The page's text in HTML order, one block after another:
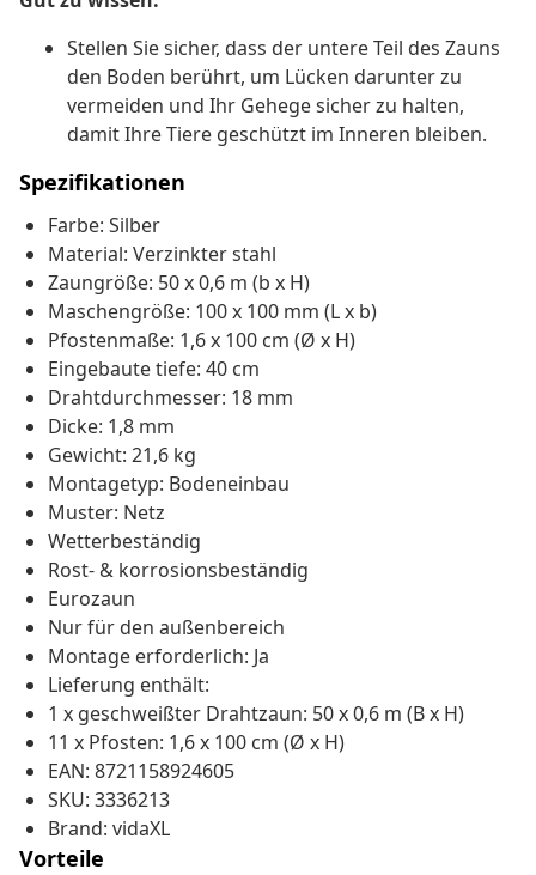
Stellen Sie sicher, dass der untere Teil des Zauns
den Boden berührt, um Lücken darunter zu
vermeiden und Ihr Gehege sicher zu halten,
damit Ihre Tiere geschützt im Inneren bleiben.
Spezifikationen
Farbe: Silber
Material: Verzinkter stahl
Zaungröße: 50 x 0,6 m (b x H)
Maschengröße: 100 x 100 mm (L x b)
Pfostenmaße: 1,6 x 100 cm (Ø x H)
Eingebaute tiefe: 40 cm
Drahtdurchmesser: 18 mm
Dicke: 1,8 mm
Gewicht: 21,6 kg
Montagetyp: Bodeneinbau
Muster: Netz
Wetterbeständig
Rost- & korrosionsbeständig
Eurozaun
Nur für den außenbereich
Montage erforderlich: Ja
Lieferung enthält:
1 x geschweißter Drahtzaun: 50 x 0,6 m (B x H)
11 x Pfosten: 1,6 x 100 cm (Ø x H)
EAN: 8721158924605
SKU: 3336213
Brand: vidaXL
Vorteile